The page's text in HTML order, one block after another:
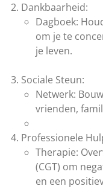
Dankbaarheid:
Dagboek:
om je te
je leven.
Sociale Steun:
Netwerk:
vrienden,
Professionele
Therapie:
(CGT) om
en een